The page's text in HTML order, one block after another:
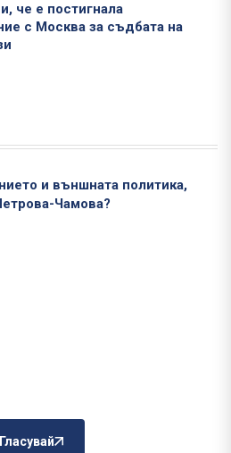
че е постигнала
с Москва за съдбата на
и външната политика,
Чамова?
Гласувай